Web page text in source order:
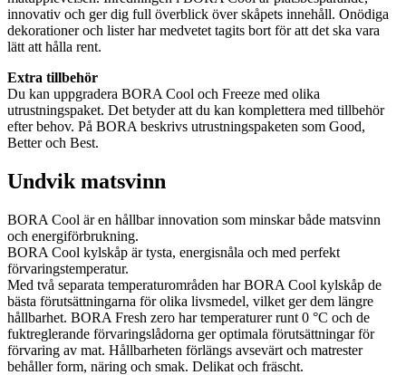
innovativ och ger dig full överblick över skåpets innehåll. Onödiga
dekorationer och lister har medvetet tagits bort för att det ska vara
lätt att hålla rent.
Extra tillbehör
Du kan uppgradera BORA Cool och Freeze med olika
utrustningspaket. Det betyder att du kan komplettera med tillbehör
efter behov. På BORA beskrivs utrustningspaketen som Good,
Better och Best.
Undvik matsvinn
BORA Cool är en hållbar innovation som minskar både matsvinn
och energiförbrukning.
BORA Cool kylskåp är tysta, energisnåla och med perfekt
förvaringstemperatur.
Med två separata temperaturområden har BORA Cool kylskåp de
bästa förutsättningarna för olika livsmedel, vilket ger dem längre
hållbarhet. BORA Fresh zero har temperaturer runt 0 °C och de
fuktreglerande förvaringslådorna ger optimala förutsättningar för
förvaring av mat. Hållbarheten förlängs avsevärt och matrester
behåller form, näring och smak. Delikat och fräscht.